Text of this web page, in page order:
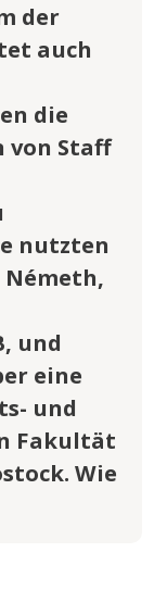
der
auch
die
von Staff
nutzten
und
eine
und
Fakultät
Wie